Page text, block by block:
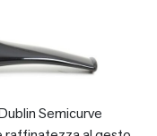
Semicurve